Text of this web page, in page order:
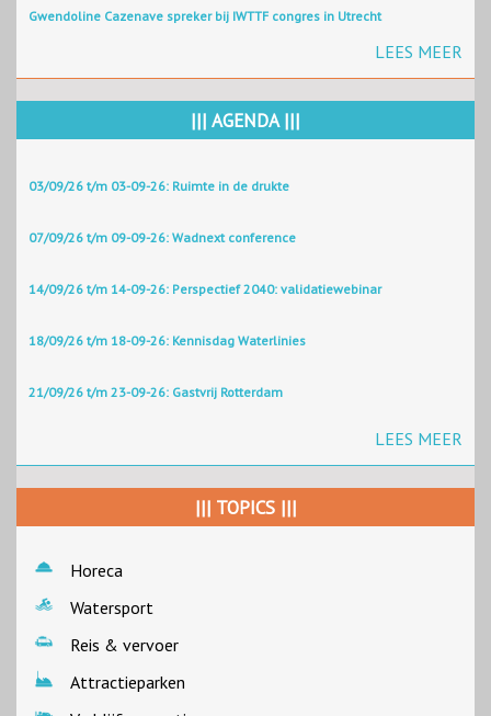
Gwendoline Cazenave spreker bij IWTTF congres in Utrecht
LEES MEER
||| AGENDA |||
03/09/26 t/m 03-09-26: Ruimte in de drukte
07/09/26 t/m 09-09-26: Wadnext conference
14/09/26 t/m 14-09-26: Perspectief 2040: validatiewebinar
18/09/26 t/m 18-09-26: Kennisdag Waterlinies
21/09/26 t/m 23-09-26: Gastvrij Rotterdam
LEES MEER
||| TOPICS |||
Horeca
Watersport
Reis & vervoer
Attractieparken